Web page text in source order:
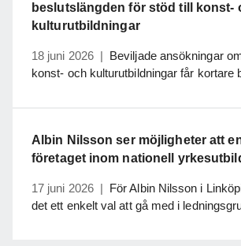
att ha ett direkt rekryteringsbehov här
beslutslängden för stöd till konst-
kulturutbildningar
18 juni 2026 | Beviljade ansökningar
konst- och kulturutbildningar får kortare
Albin Nilsson ser möjligheter att
företaget inom nationell
17 juni 2026 | För Albin Nilsson i
det ett enkelt val att gå med i